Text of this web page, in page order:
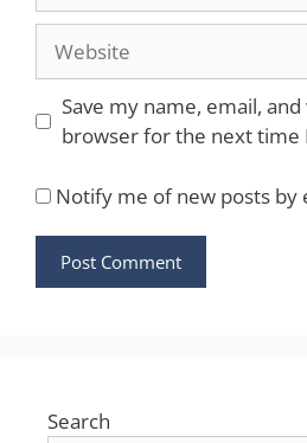
Website
Save my name, email,
browser for the next time
Notify me of new posts by
Search